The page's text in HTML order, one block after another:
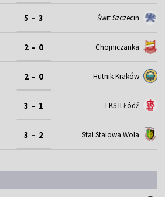
5 - 3 Świt Szczecin
2 - 0 Chojniczanka
2 - 0 Hutnik Kraków
3 - 1 LKS II Łódź
3 - 2 Stal Stalowa Wola